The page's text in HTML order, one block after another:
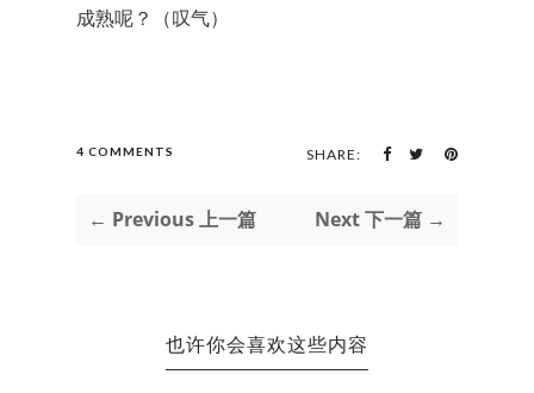
成熟呢？（叹气）
4 COMMENTS SHARE:
← Previous 上一篇 Next 下一篇 →
也许你会喜欢这些内容